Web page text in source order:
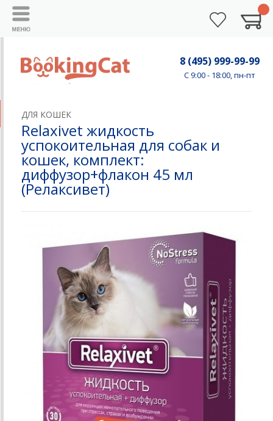
8 (495) 999-99-99
C 9:00 - 18:00, пн-пт
ДЛЯ КОШЕК
Relaxivet жидкость
успокоительная для собак и
кошек, комплект:
диффузор+флакон 45 мл
(Релаксивет)